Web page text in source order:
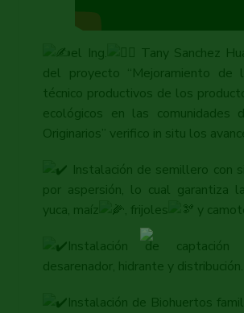
el Ing.
Tany Sanchez
del proyecto “Mejoramiento de
técnico productivos de los
ecológicos en las comunidades
Originarios” verifico in situ los
Instalación de semillero con
por aspersión, lo cual garantiza
yuca, maíz
, frijoles y
Instalación de
desarenador, hidrante y distribución.
Instalación de Biohuertos